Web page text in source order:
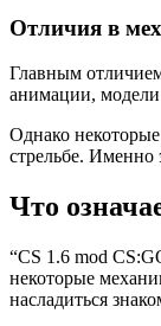
Отличия в
Главным
анимации, модели
Однако
стрельбе. Именно
Что
“CS 1.6 mod
некоторые
насладиться